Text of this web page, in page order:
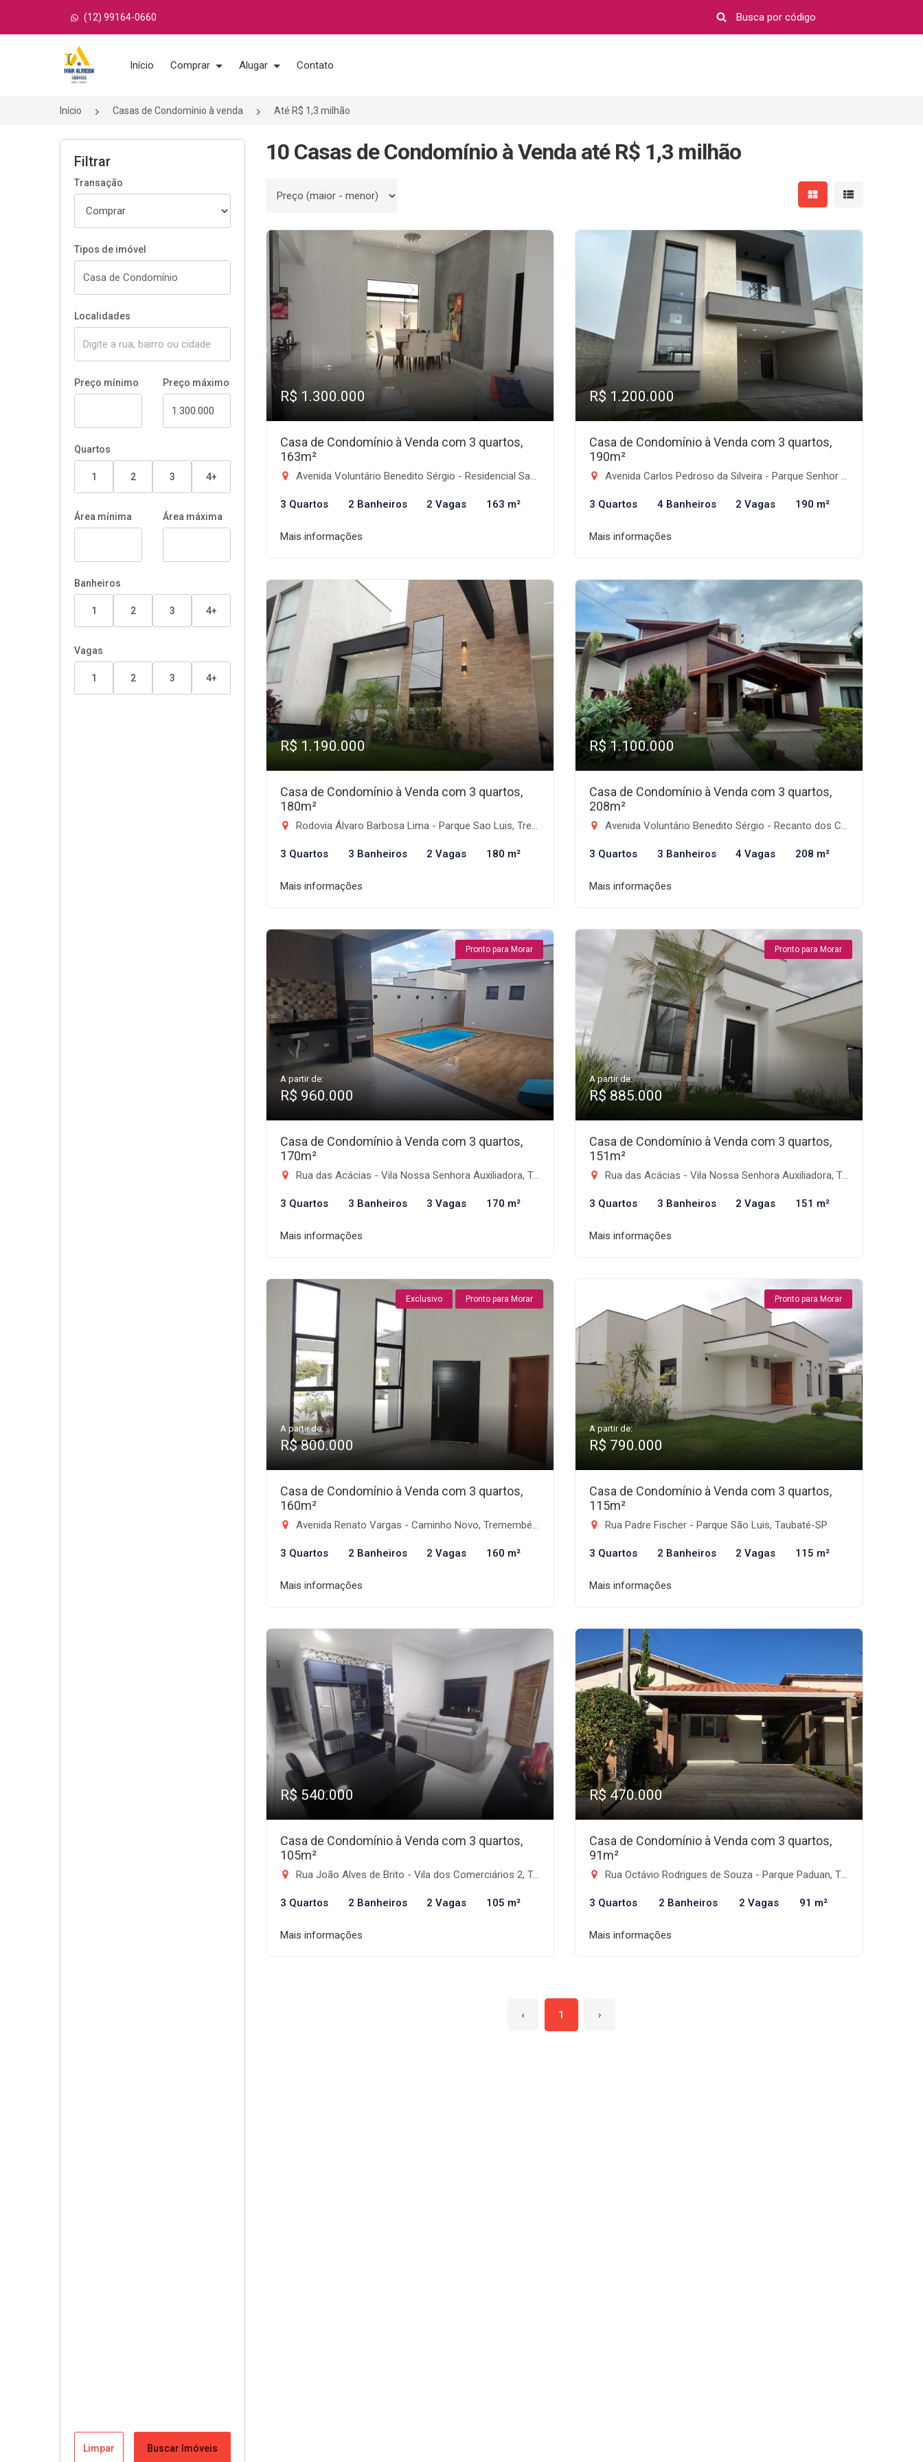
(12) 99164-0660
Página inicial
Início Comprar Alugar Contato
Início Casas de Condomínio à venda Até R$ 1,3 milhão
Filtrar
Transação
Tipos de imóvel
Localidades
Preço mínimo Preço máximo
Quartos
1 2 3 4+
Área mínima Área máxima
Banheiros
1 2 3 4+
Vagas
1 2 3 4+
Limpar Buscar Imóveis
10 Casas de Condomínio à Venda até R$ 1,3 milhão
Ordenar por Mostrar resultados em
Mostrar
R$ 1.300.000
Casa de Condomínio à Venda com 3 quartos,
163m²
Avenida Voluntário Benedito Sérgio - Residencial Santa Izabel, Taubaté-SP
3 Quartos 2 Banheiros 2 Vagas 163 m²
Mais informações
R$ 1.200.000
Casa de Condomínio à Venda com 3 quartos,
190m²
Avenida Carlos Pedroso da Silveira - Parque Senhor do Bonfim, Taubaté-SP
3 Quartos 4 Banheiros 2 Vagas 190 m²
Mais informações
R$ 1.190.000
Casa de Condomínio à Venda com 3 quartos,
180m²
Rodovia Álvaro Barbosa Lima - Parque Sao Luis, Tremembé-SP
3 Quartos 3 Banheiros 2 Vagas 180 m²
Mais informações
R$ 1.100.000
Casa de Condomínio à Venda com 3 quartos,
208m²
Avenida Voluntário Benedito Sérgio - Recanto dos Coqueirais, Taubaté-SP
3 Quartos 3 Banheiros 4 Vagas 208 m²
Mais informações
Pronto para Morar
A partir de:
R$ 960.000
Casa de Condomínio à Venda com 3 quartos,
170m²
Rua das Acácias - Vila Nossa Senhora Auxiliadora, Tremembé-SP
3 Quartos 3 Banheiros 3 Vagas 170 m²
Mais informações
Pronto para Morar
A partir de:
R$ 885.000
Casa de Condomínio à Venda com 3 quartos,
151m²
Rua das Acácias - Vila Nossa Senhora Auxiliadora, Tremembé-SP
3 Quartos 3 Banheiros 2 Vagas 151 m²
Mais informações
Exclusivo Pronto para Morar
A partir de:
R$ 800.000
Casa de Condomínio à Venda com 3 quartos,
160m²
Avenida Renato Vargas - Caminho Novo, Tremembé-SP
3 Quartos 2 Banheiros 2 Vagas 160 m²
Mais informações
Pronto para Morar
A partir de:
R$ 790.000
Casa de Condomínio à Venda com 3 quartos,
115m²
Rua Padre Fischer - Parque São Luis, Taubaté-SP
3 Quartos 2 Banheiros 2 Vagas 115 m²
Mais informações
R$ 540.000
Casa de Condomínio à Venda com 3 quartos,
105m²
Rua João Alves de Brito - Vila dos Comerciários 2, Taubaté-SP
3 Quartos 2 Banheiros 2 Vagas 105 m²
Mais informações
R$ 470.000
Casa de Condomínio à Venda com 3 quartos,
91m²
Rua Octávio Rodrigues de Souza - Parque Paduan, Taubaté-SP
3 Quartos 2 Banheiros 2 Vagas 91 m²
Mais informações
‹ 1 ›